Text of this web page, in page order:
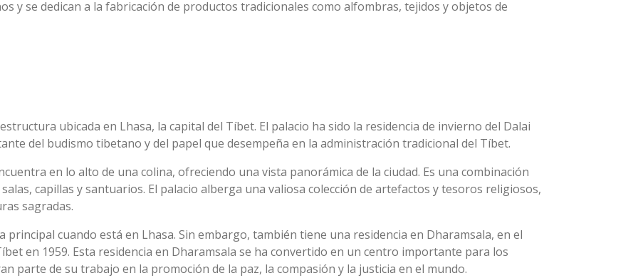
y se dedican a la fabricación de productos tradicionales como alfombras, tejidos y objetos de
ubicada en Lhasa, la capital del Tíbet. El palacio ha sido la residencia de invierno del Dalai
del budismo tibetano y del papel que desempeña en la administración tradicional del Tíbet.
en lo alto de una colina, ofreciendo una vista panorámica de la ciudad. Es una combinación
capillas y santuarios. El palacio alberga una valiosa colección de artefactos y tesoros religiosos,
sagradas.
principal cuando está en Lhasa. Sin embargo, también tiene una residencia en Dharamsala, en el
en 1959. Esta residencia en Dharamsala se ha convertido en un centro importante para los
parte de su trabajo en la promoción de la paz, la compasión y la justicia en el mundo.